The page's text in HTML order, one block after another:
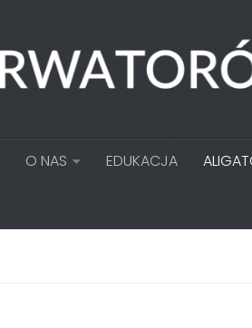
O NAS EDUKACJA